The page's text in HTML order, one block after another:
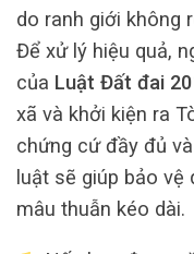
do ranh giới không
Để xử lý hiệu quả,
của Luật Đất đai
xã và khởi kiện ra
chứng cứ đầy đủ
luật sẽ giúp bảo vệ
mâu thuẫn kéo dài.